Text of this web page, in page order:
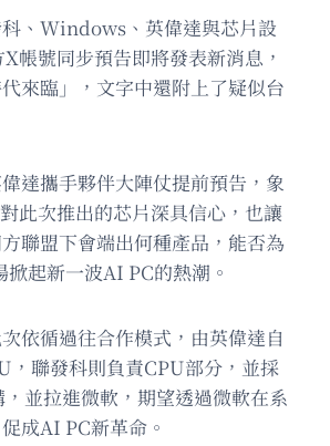
、Windows、英偉達與芯片設
帳號同步預告即將發表新消息，
來臨」，文字中還附上了疑似台
達攜手夥伴大陣仗提前預告，象
此次推出的芯片深具信心，也讓
聯盟下會端出何種產品，能否為
起新一波AI PC的熱潮。
依循過往合作模式，由英偉達自
，聯發科則負責CPU部分，並採
並拉進微軟，期望透過微軟在系
成AI PC新革命。